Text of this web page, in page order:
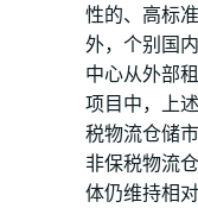
性的、高标
外，个别国
中心从外部
项目中，上
税物流仓储
非保税物流
体仍维持相